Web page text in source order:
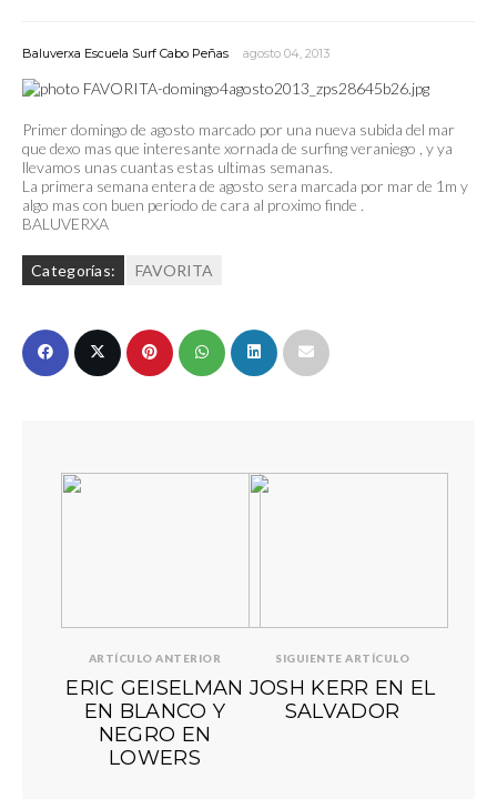
Baluverxa Escuela Surf Cabo Peñas agosto 04, 2013
Primer domingo de agosto marcado por una nueva subida del mar
que dexo mas que interesante xornada de surfing veraniego , y ya
llevamos unas cuantas estas ultimas semanas.
La primera semana entera de agosto sera marcada por mar de 1m y
algo mas con buen periodo de cara al proximo finde .
BALUVERXA
Categorías: FAVORITA
ARTÍCULO ANTERIOR
ERIC GEISELMAN
EN BLANCO Y
NEGRO EN
LOWERS
SIGUIENTE ARTÍCULO
JOSH KERR EN EL
SALVADOR